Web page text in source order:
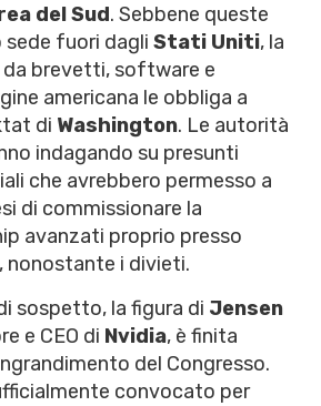
del Sud. Sebbene queste
sede fuori dagli Stati Uniti, la
brevetti, software e
americana le obbliga a
di Washington. Le autorità
indagando su presunti
che avrebbero permesso a
di commissionare la
avanzati proprio presso
nonostante i divieti.
sospetto, la figura di Jensen
e CEO di Nvidia, è finita
del Congresso.
convocato per